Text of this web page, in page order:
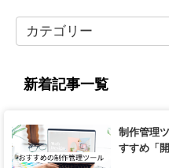
カテゴリー
新着記事一覧
制作管理
すすめ「